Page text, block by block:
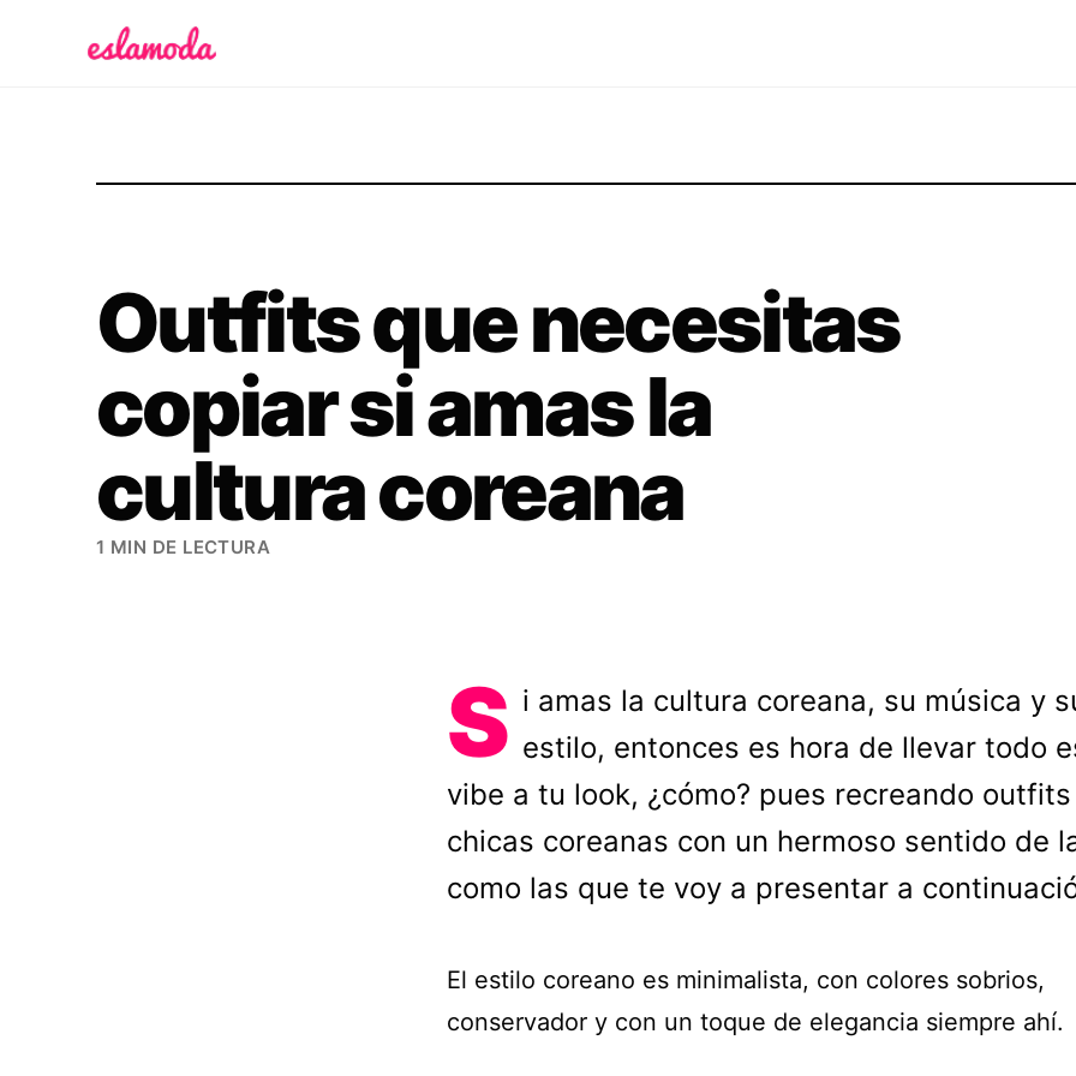
Outfits que necesitas
copiar si amas la
cultura coreana
1 MIN DE LECTURA
S i amas la cultura coreana, su música y
estilo, entonces es hora de llevar todo
vibe a tu look, ¿cómo? pues recreando
chicas coreanas con un hermoso sentido de
como las que te voy a presentar a
El estilo coreano es minimalista, con colores sobrios,
conservador y con un toque de elegancia siempre ahí.